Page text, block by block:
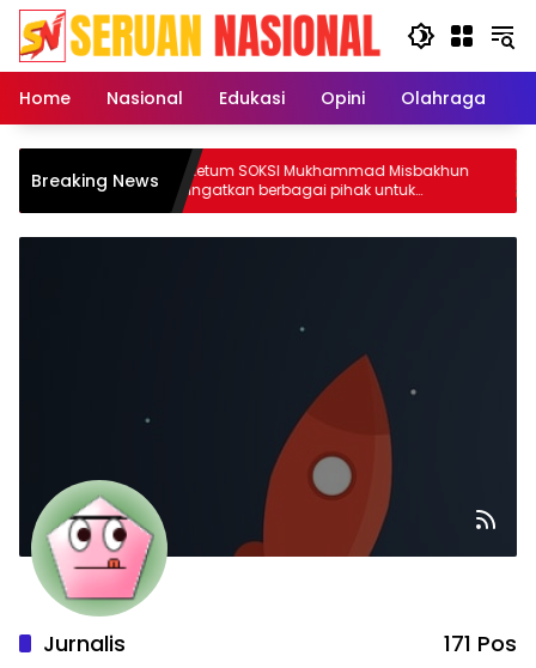
Langsung
konten
Home
Nasional Edukasi Opini Olahraga
Breaking News
BBM
Ketum SOKSI Mukhammad Misbakhun
ingatkan berbagai pihak untuk
menghentikan serangan bersifat pribadi
Jurnalis 171 Pos